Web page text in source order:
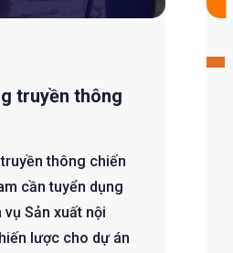
truyền thông
thông chiến
cần tuyển dụng
Sản xuất nội
lược cho dự án